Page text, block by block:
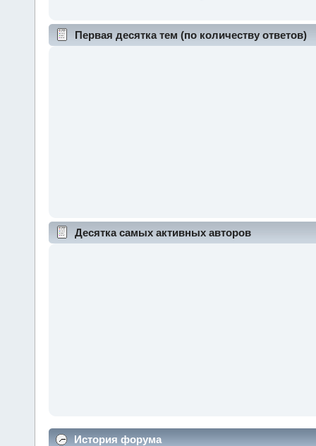
Первая десятка тем (по количеству ответов)
Десятка самых активных авторов
История форума